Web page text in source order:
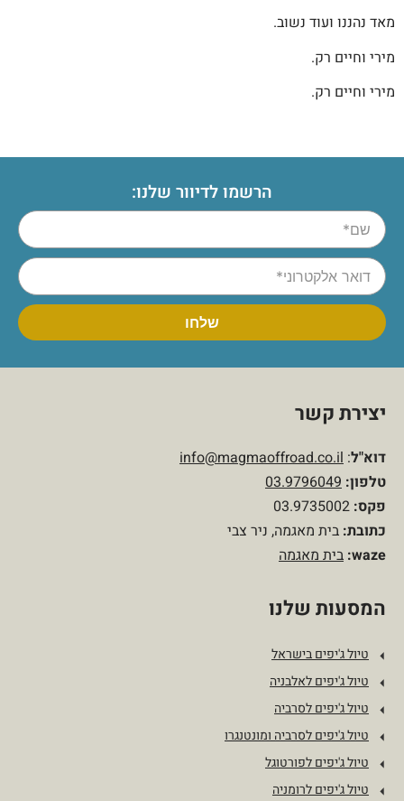
מאד נהננו ועוד נשוב.
מירי וחיים רק.
מירי וחיים רק.
הרשמו לדיוור שלנו:
יצירת קשר
דוא"ל:
info@magmaoffroad.co.il
טלפון:
03.9796049
פקס:
כתובת: בית מאגמה, ניר צבי
waze: בית מאגמה
המסעות שלנו
טיול ג'יפים בישראל
טיול ג'יפים לאלבניה
טיול ג'יפים לסרביה
טיול ג'יפים לסרביה ומונטנגרו
טיול ג'יפים לפורטוגל
טיול ג'יפים לרומניה